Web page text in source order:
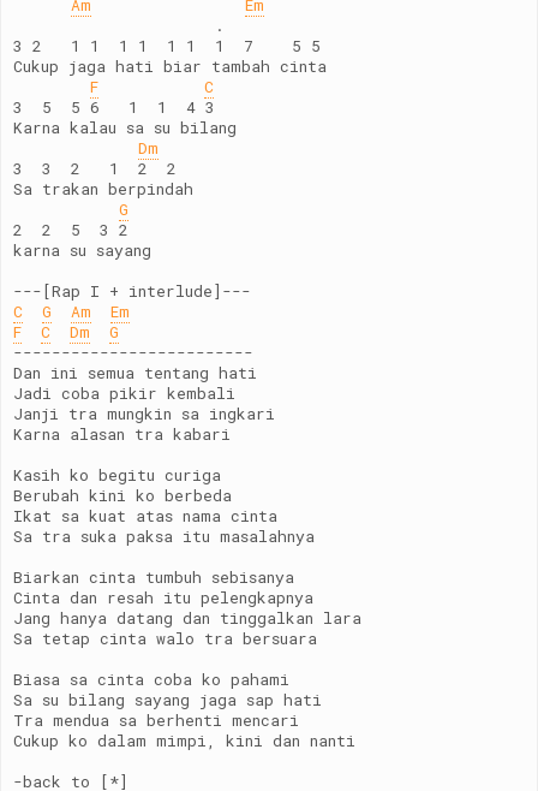
                     .
3 2   1 1  1 1  1 1  1  7    5 5
Cukup jaga hati biar tambah cinta
F
C
3  5  5 6   1  1  4 3
Karna kalau sa su bilang
Dm
3  3  2   1  2  2
Sa trakan berpindah
G
2  2  5  3 2
karna su sayang
---[Rap I + interlude]---
C
G Am
Em
F
C Dm
G
-------------------------
Dan ini semua tentang hati
Jadi coba pikir kembali
Janji tra mungkin sa ingkari
Karna alasan tra kabari
Kasih ko begitu curiga
Berubah kini ko berbeda
Ikat sa kuat atas nama cinta
Sa tra suka paksa itu masalahnya
Biarkan cinta tumbuh sebisanya
Cinta dan resah itu pelengkapnya
Jang hanya datang dan tinggalkan lara
Sa tetap cinta walo tra bersuara
Biasa sa cinta coba ko pahami
Sa su bilang sayang jaga sap hati
Tra mendua sa berhenti mencari
Cukup ko dalam mimpi, kini dan nanti
-back to [*]